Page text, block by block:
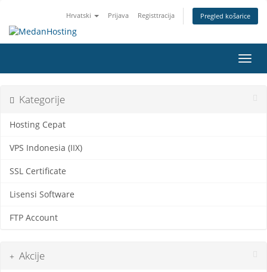
Hrvatski Prijava Registtracija Pregled košarice
Kategorije
Hosting Cepat
VPS Indonesia (IIX)
SSL Certificate
Lisensi Software
FTP Account
Akcije